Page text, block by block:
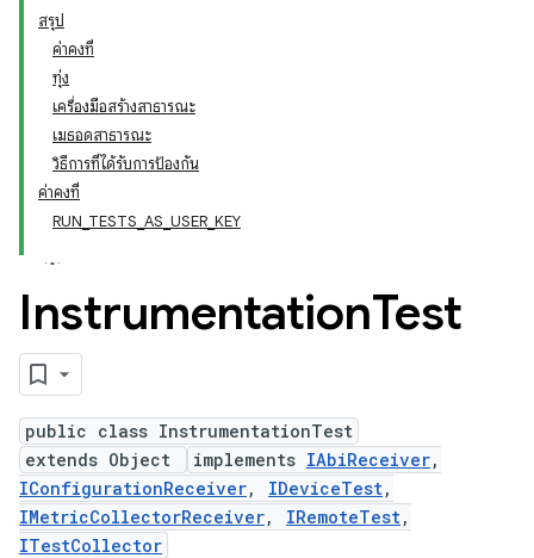
สรุป
ค่าคงที่
ทุ่ง
เครื่องมือสร้างสาธารณะ
เมธอดสาธารณะ
วิธีการที่ได้รับการป้องกัน
ค่าคงที่
RUN_TESTS_AS_USER_KEY
InstrumentationTest
public class InstrumentationTest
extends Object
implements IAbiReceiver,
IConfigurationReceiver, IDeviceTest,
IMetricCollectorReceiver, IRemoteTest,
ITestCollector